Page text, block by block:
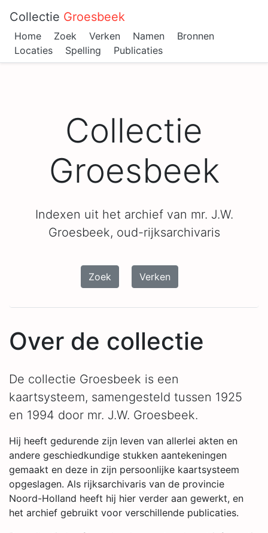
Collectie Groesbeek
Home Zoek Verken Namen
Bronnen
Locaties
Spelling Publicaties
Collectie
Groesbeek
Indexen uit het archief van mr. J.W.
Groesbeek, oud-rijksarchivaris
Zoek Verken
Over de collectie
De collectie Groesbeek is een
kaartsysteem, samengesteld tussen 1925
en 1994 door mr. J.W. Groesbeek.
Hij heeft gedurende zijn leven van allerlei akten en
andere geschiedkundige stukken aantekeningen
gemaakt en deze in zijn persoonlijke kaartsysteem
opgeslagen. Als rijksarchivaris van de provincie
Noord-Holland heeft hij hier verder aan gewerkt, en
het archief gebruikt voor verschillende publicaties.